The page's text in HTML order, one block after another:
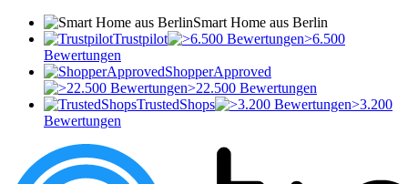
Smart Home aus Berlin
Trustpilot
>6.500
Bewertungen
ShopperApproved
>22.500 Bewertungen
TrustedShops
>3.200
Bewertungen